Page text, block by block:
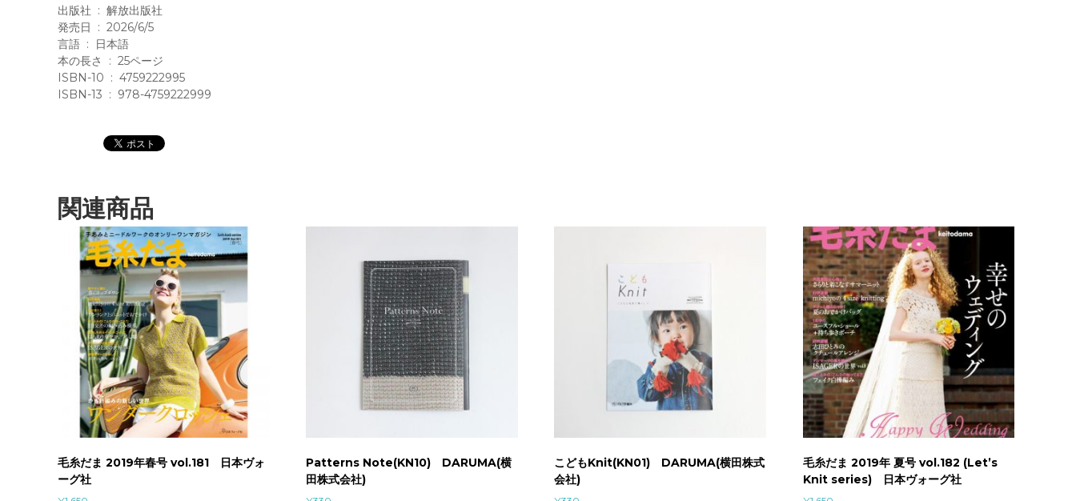
)
解
放
出版社 ‏ : ‎ 解放出版社
発売日 ‏ : ‎ 2026/6/5
言語 ‏ : ‎ 日本語
本の長さ ‏ : ‎ 25ページ
ISBN-10 ‏ : ‎ 4759222995
ISBN-13 ‏ : ‎ 978-4759222999
関連商品
毛糸だま 2019年春号 vol.181 日本ヴォ
ーグ社
Patterns Note(KN10) DARUMA(横
田株式会社)
こどもKnit(KN01) DARUMA(横田株式
会社)
毛糸だま 2019年 夏号 vol.182 (Let’s
Knit series) 日本ヴォーグ社